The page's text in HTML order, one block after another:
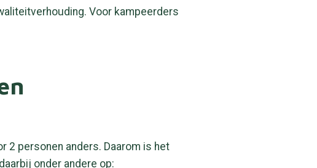
Voor kampeerders
2 personen anders. Daarom is het
onder andere op: